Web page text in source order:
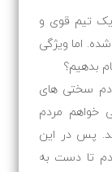
تیم قوی و
اما ویژگی
بدهیم؟
سختی های
خواهم مردم
پس در این
تا دست به